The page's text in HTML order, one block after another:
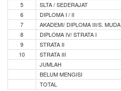
5
SLTA / SEDERAJAT
6
DIPLOMA I / II
7
AKADEMI/ DIPLOMA III/S. MUDA
8
DIPLOMA IV/ STRATA I
9
STRATA II
10
STRATA III
JUMLAH
BELUM MENGISI
TOTAL